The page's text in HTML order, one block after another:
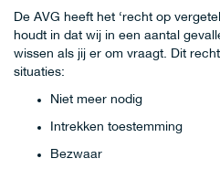
De AVG heeft het ‘recht op
houdt in dat wij in een aantal
wissen als jij er om vraagt. Dit
situaties:
Niet meer nodig
Intrekken toestemming
Bezwaar